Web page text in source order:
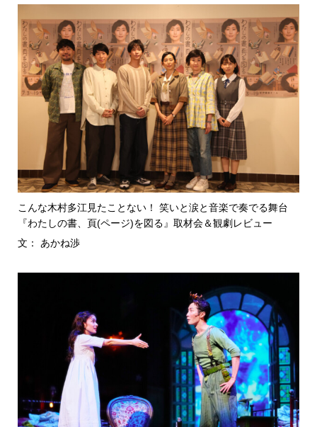
こんな木村多江見たことない！ 笑いと涙と音楽で奏でる舞台
『わたしの書、頁(ページ)を図る』取材会＆観劇レビュー
文： あかね渉